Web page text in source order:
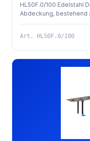
HL50F.0/100 Edelstahl
Abdeckung, bestehend
besandetem Flansch
herausziehbarem
Selbstreinigungseffekt
Ablaufleistung 0,8 l/
schallentkoppelte
Art. HL50F.0/100